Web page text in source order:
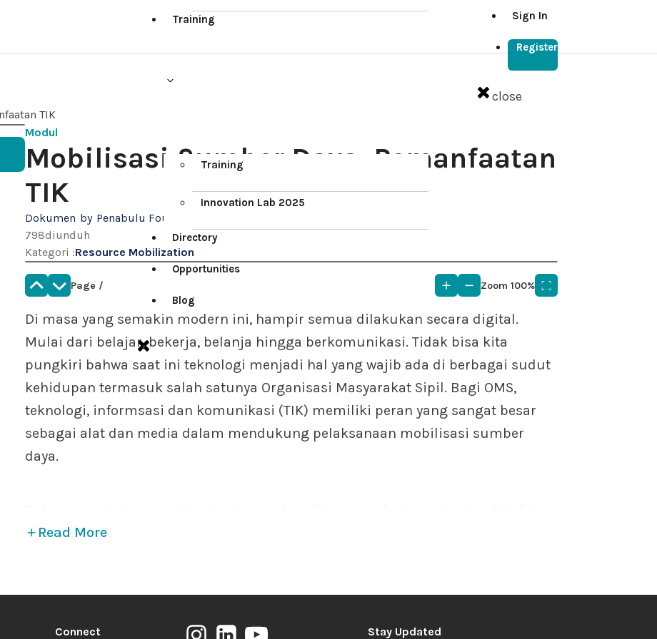
Training
Training
Innovation Lab 2025
Directory
Opportunities
Blog
Sign In
Register
close
TIK
Modul
Mobilisasi Sumber Daya: Pemanfaatan
TIK
Dokumen by Penabulu Foundation
798diunduh
Kategori :Resource Mobilization
Page / Zoom 100%
Di masa yang semakin modern ini, hampir semua dilakukan secara digital.
Mulai dari belajar, bekerja, belanja hingga berkomunikasi. Tidak bisa kita
pungkiri bahwa saat ini teknologi menjadi hal yang wajib ada di berbagai sudut
kehidupan termasuk salah satunya Organisasi Masyarakat Sipil. Bagi OMS,
teknologi, informsasi dan komunikasi (TIK) memiliki peran yang sangat besar
sebagai alat dan media dalam mendukung pelaksanaan mobilisasi sumber
daya.
meningkatkan efektifitas kerja OMS, kesiapan transformasi OMS, digital
Read More
Connect Stay Updated